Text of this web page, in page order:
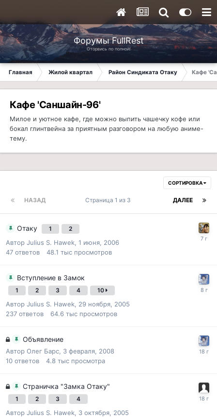
Форумы FullRest
Оторвись по полной!
Главная Жилой квартал Район Синдиката Отаку Кафе
Кафе 'Саншайн-96'
Милое и уютное кафе, где можно выпить чашечку кофе или
бокал глинтвейна за приятным разговором на любую аниме-
тему.
СОРТИРОВКА
НАЗАД ДАЛЕЕ
Страница 1 из 3
Отаку 1 2
Автор Julius S. Hawek, 1 июня, 2006
47 ответов 48.1 тыс просмотров
Вступление в Замок
1 2 3 4 10
Автор Julius S. Hawek, 29 ноября, 2005
237 ответов 64.6 тыс просмотров
Объявление
Автор Олег Барс, 3 февраля, 2008
10 ответов 4.8 тыс просмотра
Страничка "Замка Отаку"
1 2 3 4
Автор Julius S. Hawek, 3 октября, 2005